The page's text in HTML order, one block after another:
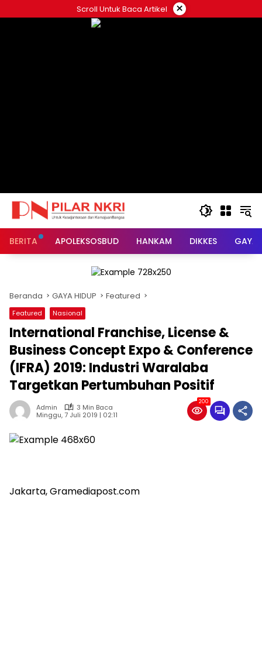
ke
Scroll Untuk Baca Artikel ×
BERITA APOLEKSOSBUD HANKAM DIKKES GAYA
Beranda GAYA HIDUP Featured
Featured Nasional
International Franchise, License &
Business Concept Expo & Conference
(IFRA) 2019: Industri Waralaba
Targetkan Pertumbuhan Positif
Admin
3 Min Baca
Minggu, 7 Juli 2019 | 02:11
200
Jakarta, Gramediapost.com